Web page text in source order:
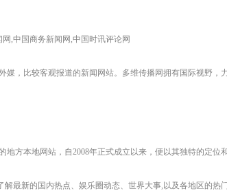
,中国商务新闻网,中国时讯评论网
媒，比较客观报道的新闻网站。多维传播网拥有国际视野
地方本地网站，自2008年正式成立以来，便以其独特的定位
最新的国内热点、娱乐圈动态、世界大事,以及各地区的热